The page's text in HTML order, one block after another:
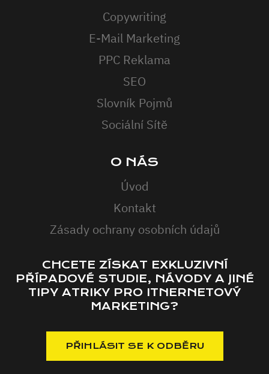
Copywriting
E-Mail Marketing
PPC Reklama
SEO
Slovník Pojmů
Sociální Sítě
O NÁS
Úvod
Kontakt
Zásady ochrany osobních údajů
CHCETE ZÍSKAT EXKLUZIVNÍ
PŘÍPADOVÉ STUDIE, NÁVODY A JINÉ
TIPY ATRIKY PRO ITNERNETOVÝ
MARKETING?